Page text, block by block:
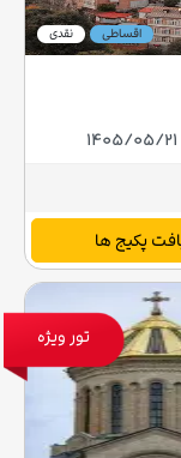
نقدی اقساطی
پکیج ها
تور ویژه